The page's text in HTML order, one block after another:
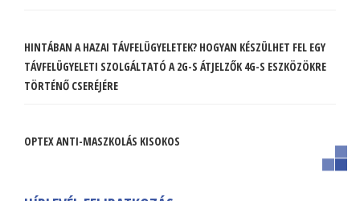
HINTÁBAN A HAZAI TÁVFELÜGYELETEK? HOGYAN KÉSZÜLHET FEL EGY
TÁVFELÜGYELETI SZOLGÁLTATÓ A 2G-S ÁTJELZŐK 4G-S ESZKÖZÖKRE
TÖRTÉNŐ CSERÉJÉRE
OPTEX ANTI-MASZKOLÁS KISOKOS